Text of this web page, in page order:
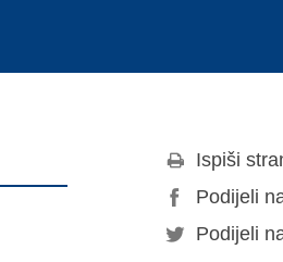
Ispiši
Podijeli
Podijeli